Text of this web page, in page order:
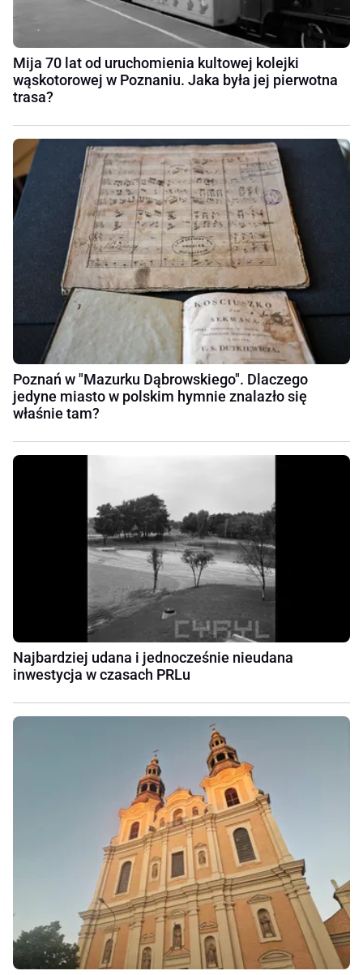
Mija 70 lat od uruchomienia kultowej kolejki
wąskotorowej w Poznaniu. Jaka była jej pierwotna
trasa?
Poznań w "Mazurku Dąbrowskiego". Dlaczego
jedyne miasto w polskim hymnie znalazło się
właśnie tam?
Najbardziej udana i jednocześnie nieudana
inwestycja w czasach PRLu